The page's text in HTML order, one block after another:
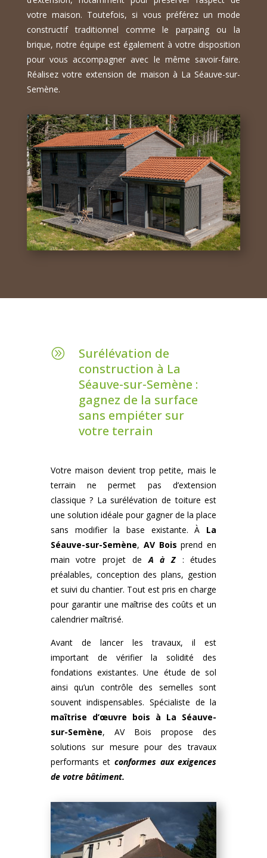
votre maison. Toutefois, si vous préférez un mode
constructif traditionnel comme le parpaing ou la
brique, notre équipe est également à votre disposition
pour vous accompagner avec le même savoir-faire.
Réalisez votre extension de maison à La Séauve-sur-
Semène.
A
Surélévation de
construction à La
Séauve-sur-Semène :
gagnez de la surface
sans empiéter sur
votre terrain
Votre maison devient trop petite, mais le
terrain ne permet pas d’extension
classique ? La surélévation de toiture est
une solution idéale pour gagner de la place
sans modifier la base existante. À La
Séauve-sur-Semène, AV Bois prend en
main votre projet deA à Z: études
préalables, conception des plans, gestion
et suivi du chantier. Tout est pris en charge
pour garantir une maîtrise des coûts et un
calendrier maîtrisé.
Avant de lancer les travaux, il est
important de vérifier la solidité des
fondations existantes. Une étude de sol
ainsi qu’un contrôle des semelles sont
souvent indispensables. Spécialiste de la
maîtrise d’œuvre bois à La Séauve-
sur-Semène, AV Bois propose des
solutions sur mesure pour des travaux
performants et conformes aux exigences
de votre bâtiment.